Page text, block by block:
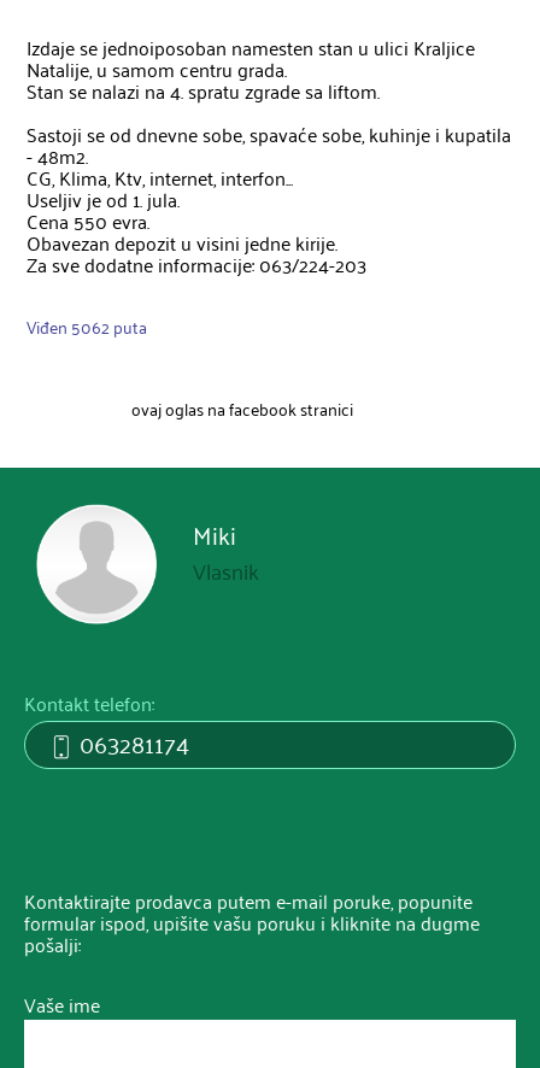
Izdaje se jednoiposoban namesten stan u ulici Kraljice
Natalije, u samom centru grada.
Stan se nalazi na 4. spratu zgrade sa liftom.
Sastoji se od dnevne sobe, spavaće sobe, kuhinje i kupatila
- 48m2.
CG, Klima, Ktv, internet, interfon...
Useljiv je od 1. jula.
Cena 550 evra.
Obavezan depozit u visini jedne kirije.
Viđen 5062 puta
ovaj oglas na facebook stranici
Miki
Vlasnik
Kontakt telefon:
063281174
Kontaktirajte prodavca putem e-mail poruke, popunite
formular ispod, upišite vašu poruku i kliknite na dugme
pošalji:
Vaše ime